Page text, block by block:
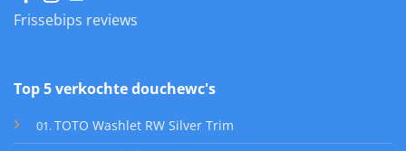
Frissebips reviews
Top 5 verkochte douchewc's
01 . TOTO Washlet RW Silver Trim